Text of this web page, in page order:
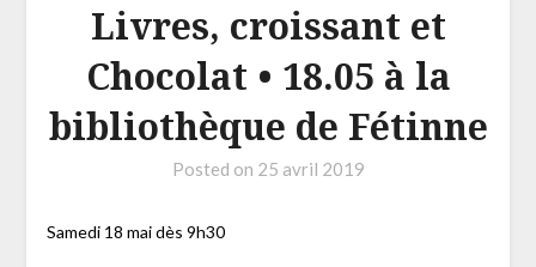
Livres, croissant et
Chocolat • 18.05 à la
bibliothèque de Fétinne
Posted on 25 avril 2019
Samedi 18 mai dès 9h30